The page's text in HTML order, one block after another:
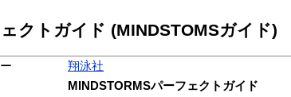
クトガイド (MINDSTOMSガイド)
翔泳社
MINDSTORMSパーフェクトガイド